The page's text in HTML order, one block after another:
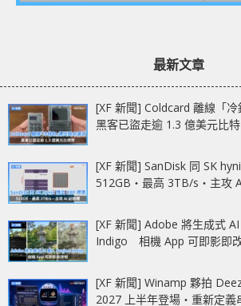
最新文章
[XF 新聞] Coldcard 離線「
黑客已盜走逾 1.3 億美元比
[XF 新聞] SanDisk 同 SK
512GB‧最高 3TB/s‧主攻
[XF 新聞] Adobe 將生成式
Indigo 相機 App 可即影即
[XF 新聞] Winamp 夥拍
2027 上半年登場‧重新定義